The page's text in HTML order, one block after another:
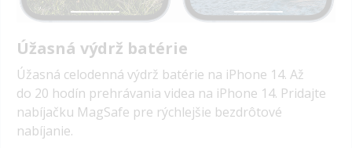
Úžasná výdrž batérie
Úžasná celodenná výdrž batérie na iPhone 14. Až
do 20 hodín prehrávania videa na iPhone 14. Pridajte
nabíjačku MagSafe pre rýchlejšie bezdrôtové
nabíjanie.